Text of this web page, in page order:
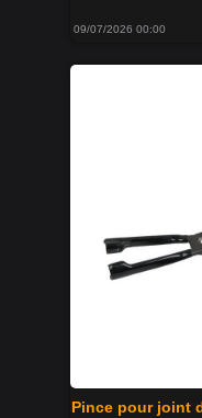
09/07/2026 00:00
Pince pour joint